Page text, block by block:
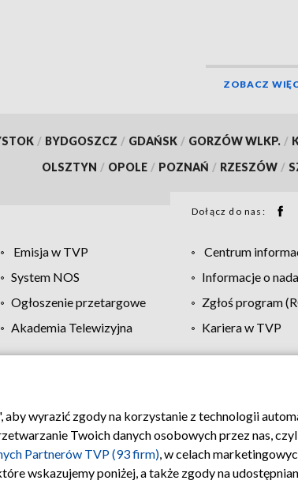
ZOBACZ
/ BYDGOSZCZ / GDAŃSK / GORZÓW WLKP. /
OLSZTYN / OPOLE / POZNAŃ / RZESZÓW /
Dołącz do nas:
Emisja w TVP Centrum
System NOS Informacje o
Ogłoszenie przetargowe Zgłoś program
Akademia Telewizyjna Kariera w TVP
TVP Polityka prywatności Moje
wyrazić zgody na korzystanie z technologii
Twoich danych osobowych przez nas,
Partnerów TVP (93 firm), w celach
wskazujemy poniżej, a także zgody na